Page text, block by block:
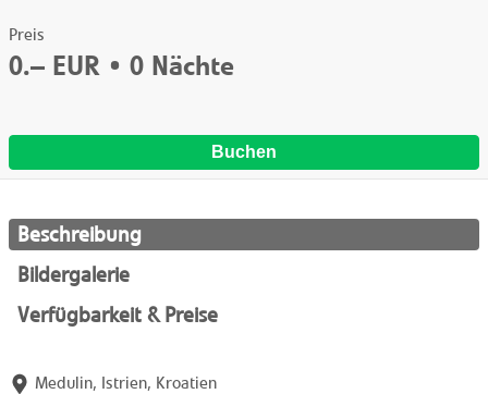
Preis
0.– EUR • 0 Nächte
Buchen
Beschreibung
Bildergalerie
Verfügbarkeit & Preise
Medulin, Istrien, Kroatien